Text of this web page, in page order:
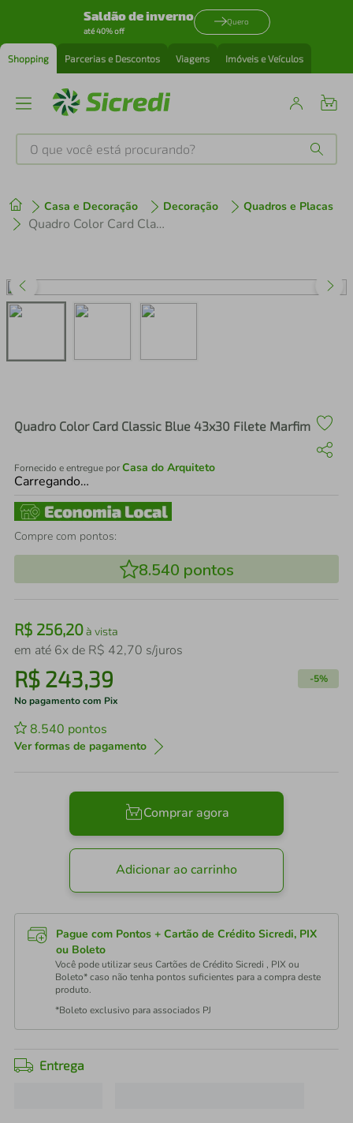
Saldão de inverno
até 40% off
Quero
Shopping Parcerias e Descontos Viagens Imóveis e Veículos
O que você está procurando?
Casa e Decoração Decoração Quadros e Placas
Quadro Color Card Classic Blue 43x30 Filete Marfim
Quadro Color Card Classic Blue 43x30 Filete Marfim
Fornecido e entregue porCasa do Arquiteto
Carregando…
Compre com pontos:
8.540 pontos
R$ 256,20à vista
em até 6x de R$ 42,70 s/juros
R$ 243,39 -5%
No pagamento com Pix
8.540 pontos
Ver formas de pagamento
Comprar agora
Adicionar ao carrinho
Pague com Pontos + Cartão de Crédito Sicredi, PIX
ou Boleto
Você pode utilizar seus Cartões de Crédito Sicredi , PIX ou
Boleto* caso não tenha pontos suficientes para a compra deste
produto.
*Boleto exclusivo para associados PJ
Entrega
1º tenis
perfume